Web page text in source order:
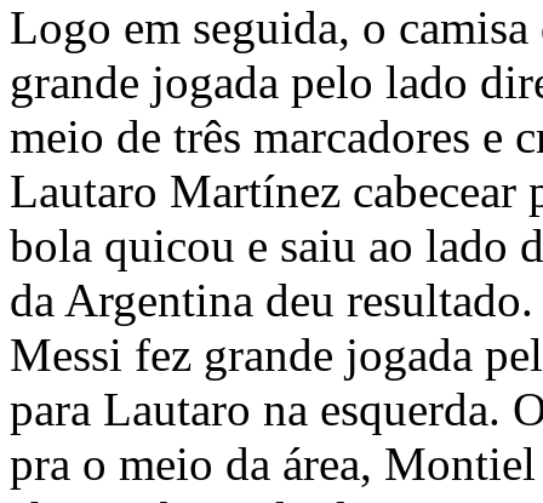
Logo em seguida, o
grande jogada pelo lado
meio de três marcadores e
Lautaro Martínez cabecear
bola quicou e saiu ao lado
da Argentina deu
Messi fez grande jogada
para Lautaro na esquerda.
pra o meio da área,